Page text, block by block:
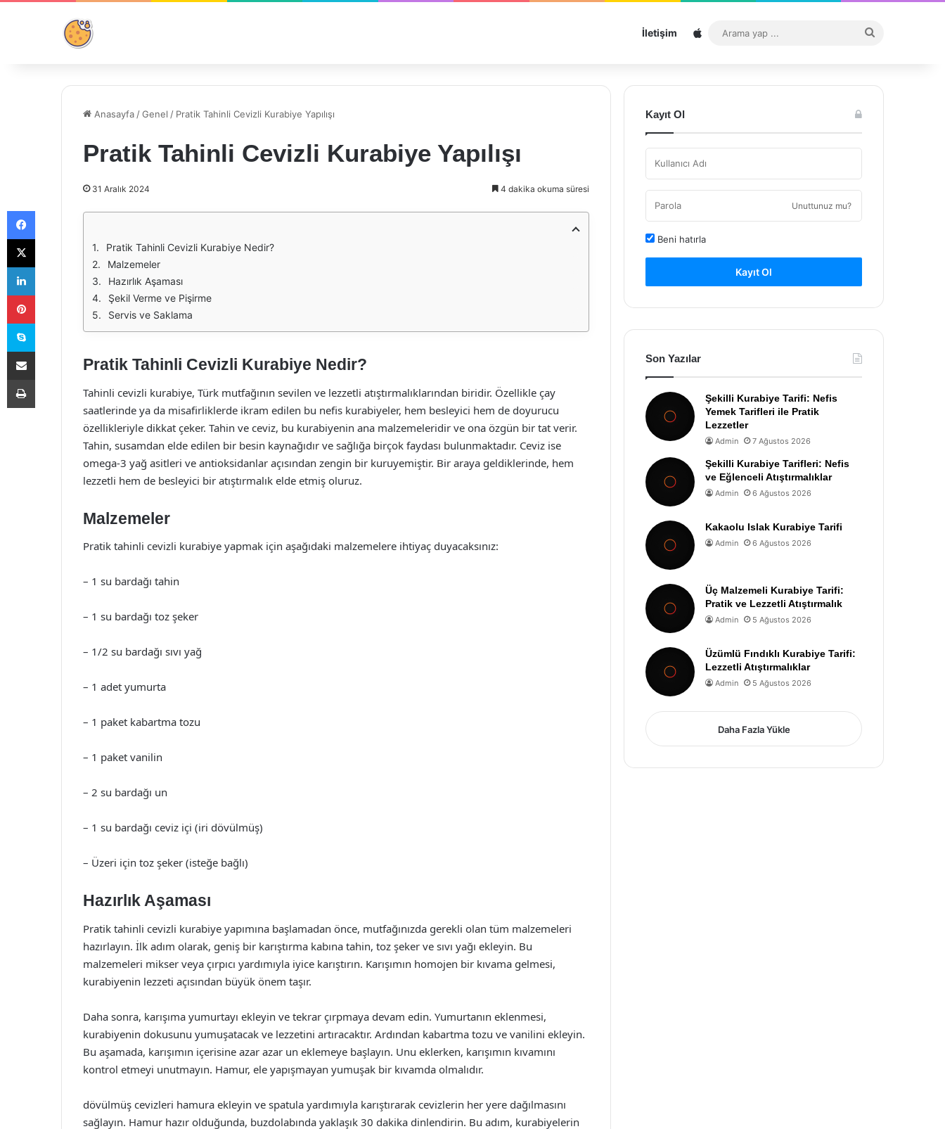
İletişim Sitemap
...
Anasayfa /Genel / Pratik Tahinli Cevizli Kurabiye Yapılışı
Pratik Tahinli Cevizli Kurabiye Yapılışı
31 Aralık 2024 4 dakika okuma süresi
Pratik Tahinli Cevizli Kurabiye Nedir?
Malzemeler
Hazırlık Aşaması
Şekil Verme ve Pişirme
Servis ve Saklama
Pratik Tahinli Cevizli Kurabiye Nedir?
Tahinli cevizli kurabiye, Türk mutfağının sevilen ve lezzetli atıştırmalıklarından biridir. Özellikle çay
saatlerinde ya da misafirliklerde ikram edilen bu nefis kurabiyeler, hem besleyici hem de doyurucu
özellikleriyle dikkat çeker. Tahin ve ceviz, bu kurabiyenin ana malzemeleridir ve ona özgün bir tat verir.
Tahin, susamdan elde edilen bir besin kaynağıdır ve sağlığa birçok faydası bulunmaktadır. Ceviz ise
omega-3 yağ asitleri ve antioksidanlar açısından zengin bir kuruyemiştir. Bir araya geldiklerinde, hem
lezzetli hem de besleyici bir atıştırmalık elde etmiş oluruz.
Malzemeler
Pratik tahinli cevizli kurabiye yapmak için aşağıdaki malzemelere ihtiyaç duyacaksınız:
– 1 su bardağı tahin
– 1 su bardağı toz şeker
– 1/2 su bardağı sıvı yağ
– 1 adet yumurta
– 1 paket kabartma tozu
– 1 paket vanilin
– 2 su bardağı un
– 1 su bardağı ceviz içi (iri dövülmüş)
– Üzeri için toz şeker (isteğe bağlı)
Hazırlık Aşaması
Pratik tahinli cevizli kurabiye yapımına başlamadan önce, mutfağınızda gerekli olan tüm malzemeleri
hazırlayın. İlk adım olarak, geniş bir karıştırma kabına tahin, toz şeker ve sıvı yağı ekleyin. Bu
malzemeleri mikser veya çırpıcı yardımıyla iyice karıştırın. Karışımın homojen bir kıvama gelmesi,
kurabiyenin lezzeti açısından büyük önem taşır.
Daha sonra, karışıma yumurtayı ekleyin ve tekrar çırpmaya devam edin. Yumurtanın eklenmesi,
kurabiyenin dokusunu yumuşatacak ve lezzetini artıracaktır. Ardından kabartma tozu ve vanilini ekleyin.
Bu aşamada, karışımın içerisine azar azar un eklemeye başlayın. Unu eklerken, karışımın kıvamını
kontrol etmeyi unutmayın. Hamur, ele yapışmayan yumuşak bir kıvamda olmalıdır.
dövülmüş cevizleri hamura ekleyin ve spatula yardımıyla karıştırarak cevizlerin her yere dağılmasını
sağlayın. Hamur hazır olduğunda, buzdolabında yaklaşık 30 dakika dinlendirin. Bu adım, kurabiyelerin
Kayıt Ol
Unuttunuz mu?
Beni hatırla
Kayıt Ol
Son Yazılar
Şekilli Kurabiye Tarifi: Nefis
Yemek Tarifleri ile Pratik
Lezzetler
Admin 7 Ağustos 2026
Şekilli Kurabiye Tarifleri: Nefis
ve Eğlenceli Atıştırmalıklar
Admin 6 Ağustos 2026
Kakaolu Islak Kurabiye Tarifi
Admin 6 Ağustos 2026
Üç Malzemeli Kurabiye Tarifi:
Pratik ve Lezzetli Atıştırmalık
Admin 5 Ağustos 2026
Üzümlü Fındıklı Kurabiye Tarifi:
Lezzetli Atıştırmalıklar
Admin 5 Ağustos 2026
Daha Fazla Yükle
Facebook
X
LinkedIn
Pinterest
Skype
E-Posta ile paylaş